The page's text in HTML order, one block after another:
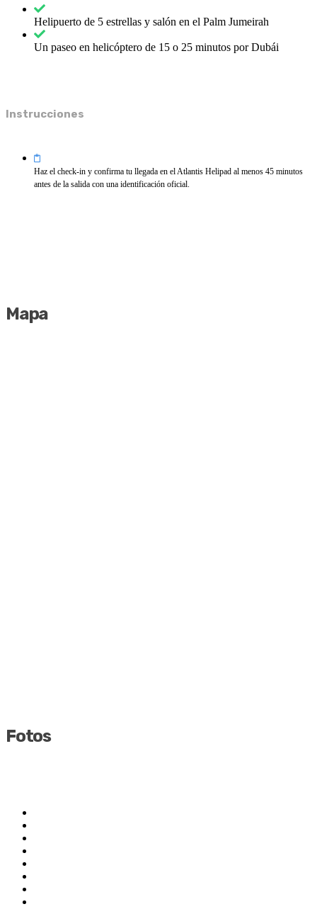
Helipuerto de 5 estrellas y salón en el Palm Jumeirah
Un paseo en helicóptero de 15 o 25 minutos por Dubái
Instrucciones
Haz el check-in y confirma tu llegada en el Atlantis Helipad al menos 45 minutos
antes de la salida con una identificación oficial.
Mapa
Fotos